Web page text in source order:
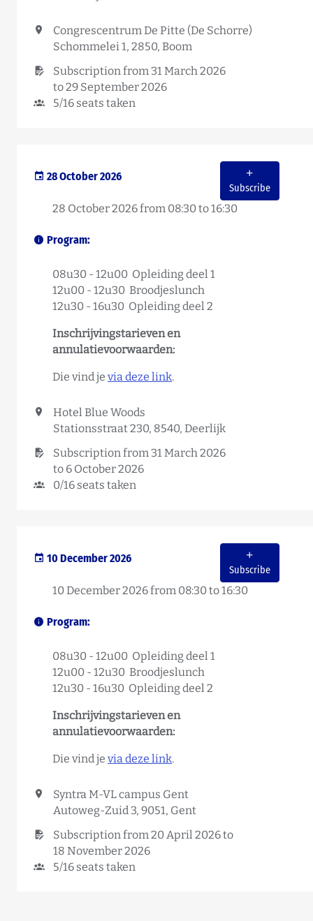
Congrescentrum De Pitte (De Schorre)
Schommelei 1, 2850, Boom
Subscription from 31 March 2026
to 29 September 2026
5/16 seats taken
28 October 2026
Subscribe
28 October 2026 from 08:30 to 16:30
Program:
08u30 - 12u00 Opleiding deel 1
12u00 - 12u30 Broodjeslunch
12u30 - 16u30 Opleiding deel 2
Inschrijvingstarieven en
annulatievoorwaarden:
Die vind je via deze link.
Hotel Blue Woods
Stationsstraat 230, 8540, Deerlijk
Subscription from 31 March 2026
to 6 October 2026
0/16 seats taken
10 December 2026
Subscribe
10 December 2026 from 08:30 to 16:30
Program:
08u30 - 12u00 Opleiding deel 1
12u00 - 12u30 Broodjeslunch
12u30 - 16u30 Opleiding deel 2
Inschrijvingstarieven en
annulatievoorwaarden:
Die vind je via deze link.
Syntra M-VL campus Gent
Autoweg-Zuid 3, 9051, Gent
Subscription from 20 April 2026 to
18 November 2026
5/16 seats taken